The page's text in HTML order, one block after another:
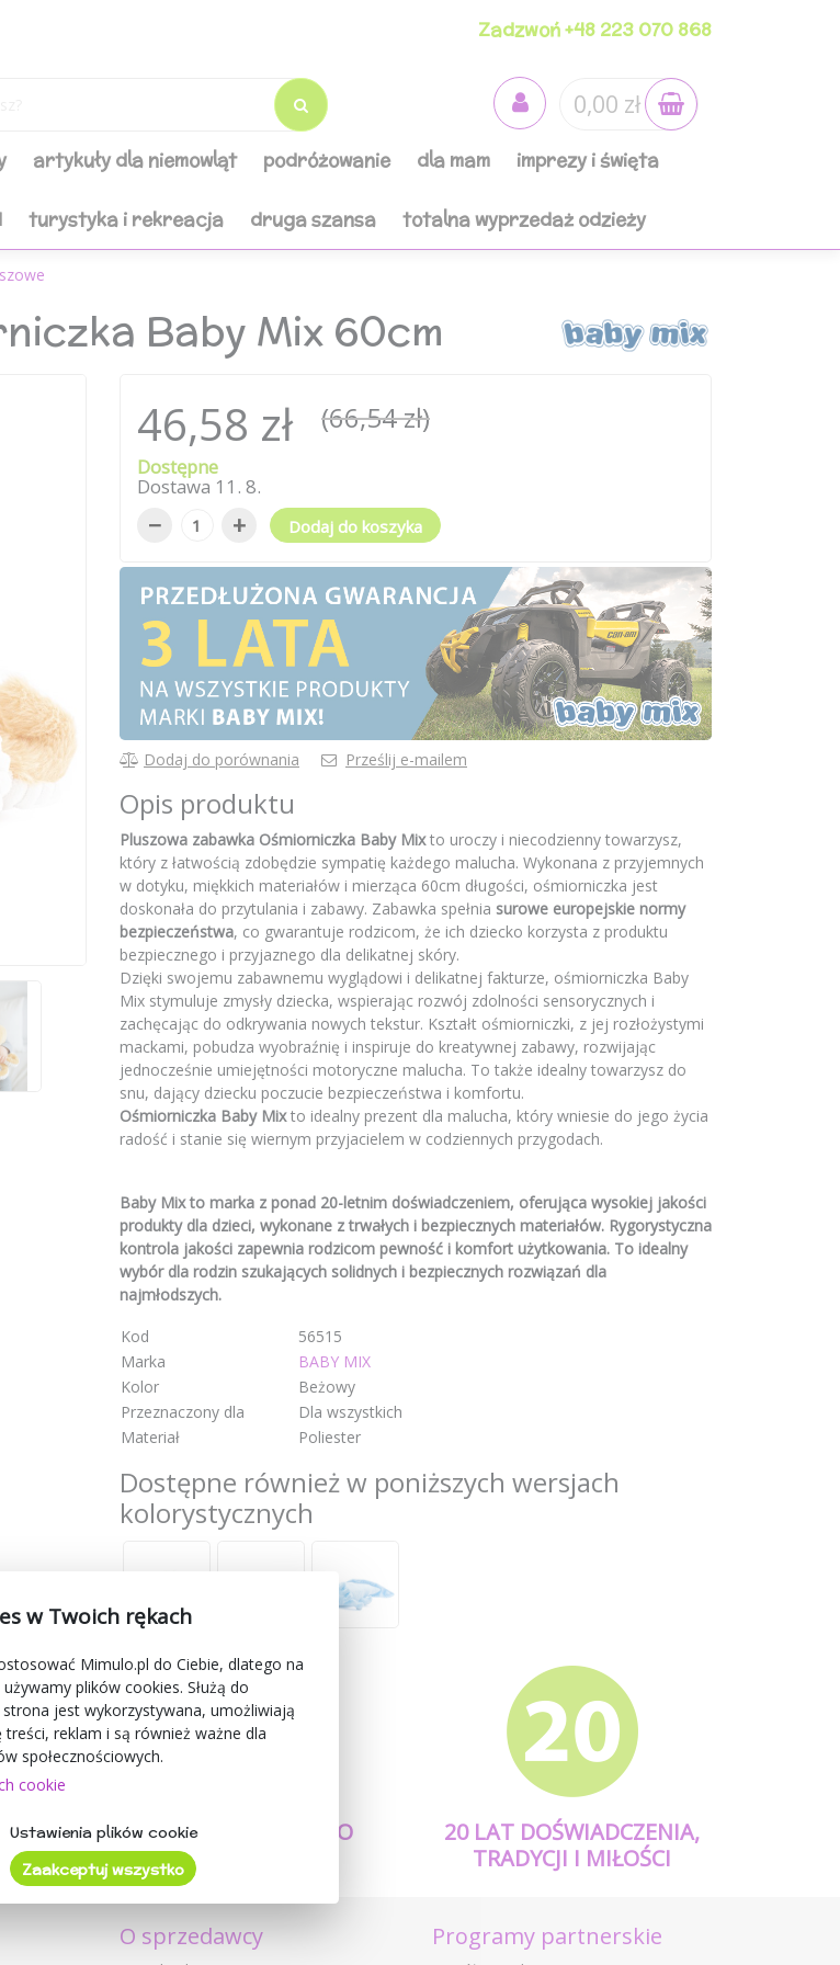
Zadzwoń +48 223 070 868
0,00 zł
artykuły dla niemowląt podróżowanie dla mam imprezy i święta
turystyka i rekreacja druga szansa totalna wyprzedaż odzieży
Baby Mix 60cm
46,58 zł (66,54 zł)
Dostępne
Dostawa 11 . 8.
− + Dodaj do koszyka
Dodaj do porównania Prześlij e-mailem
Opis produktu
Pluszowa zabawka Ośmiorniczka Baby Mixto uroczy i niecodzienny towarzysz,
który z łatwością zdobędzie sympatię każdego malucha. Wykonana z przyjemnych
w dotyku, miękkich materiałów i mierząca 60cm długości, ośmiorniczka jest
doskonała do przytulania i zabawy. Zabawka spełnia surowe europejskie normy
bezpieczeństwa, co gwarantuje rodzicom, że ich dziecko korzysta z produktu
bezpiecznego i przyjaznego dla delikatnej skóry.
Dzięki swojemu zabawnemu wyglądowi i delikatnej fakturze, ośmiorniczka Baby
Mix stymuluje zmysły dziecka, wspierając rozwój zdolności sensorycznych i
zachęcając do odkrywania nowych tekstur. Kształt ośmiorniczki, z jej rozłożystymi
mackami, pobudza wyobraźnię i inspiruje do kreatywnej zabawy, rozwijając
jednocześnie umiejętności motoryczne malucha. To także idealny towarzysz do
snu, dający dziecku poczucie bezpieczeństwa i komfortu.
Ośmiorniczka Baby Mixto idealny prezent dla malucha, który wniesie do jego życia
radość i stanie się wiernym przyjacielem w codziennych przygodach.
Baby Mix to marka z ponad 20-letnim doświadczeniem, oferująca wysokiej jakości
produkty dla dzieci, wykonane z trwałych i bezpiecznych materiałów. Rygorystyczna
kontrola jakości zapewnia rodzicom pewność i komfort użytkowania. To idealny
wybór dla rodzin szukających solidnych i bezpiecznych rozwiązań dla
najmłodszych.
Kod
56515
Marka
BABY MIX
Kolor
Beżowy
Przeznaczony dla
Dla wszystkich
Materiał
Poliester
Dostępne również w poniższych wersjach
kolorystycznych
BEZPIECZEŃSTWO
20 LAT DOŚWIADCZENIA,
TRADYCJI I MIŁOŚCI
O sprzedawcy Programy partnerskie
w Twoich rękach
Mimulo.pl do Ciebie, dlatego na
plików cookies. Służą do
jest wykorzystywana, umożliwiają
treści, reklam i są również ważne dla
społecznościowych.
cookie
Ustawienia plików cookie
Zaakceptuj wszystko